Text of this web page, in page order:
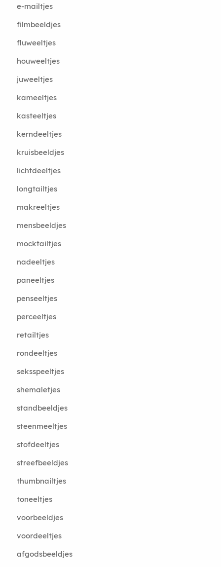
e-mailtjes
filmbeeldjes
fluweeltjes
houweeltjes
juweeltjes
kameeltjes
kasteeltjes
kerndeeltjes
kruisbeeldjes
lichtdeeltjes
longtailtjes
makreeltjes
mensbeeldjes
mocktailtjes
nadeeltjes
paneeltjes
penseeltjes
perceeltjes
retailtjes
rondeeltjes
seksspeeltjes
shemaletjes
standbeeldjes
steenmeeltjes
stofdeeltjes
streefbeeldjes
thumbnailtjes
toneeltjes
voorbeeldjes
voordeeltjes
afgodsbeeldjes